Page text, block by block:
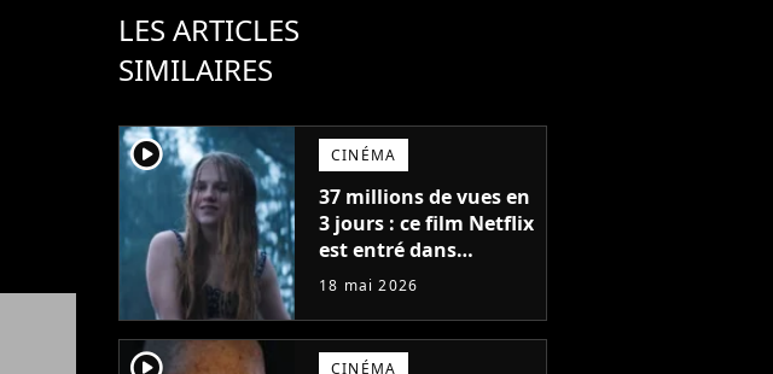
LES ARTICLES
SIMILAIRES
player2 CINÉMA
37 millions de vues en
3 jours : ce film Netflix
est entré dans
l'histoire avec l'un des
de tous les temps
18 mai 2026
CINÉMA